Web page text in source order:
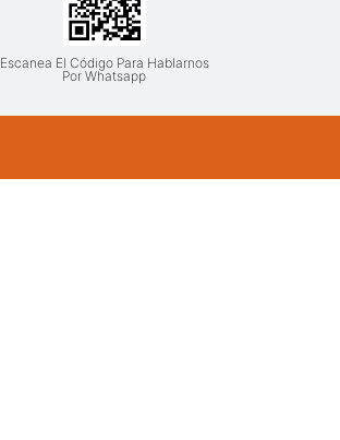
Escanea El Código Para Hablarnos
Por Whatsapp